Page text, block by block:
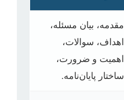
مقدمه، بیان مسئله،
اهداف، سوالات،
اهمیت و ضرورت،
ساختار پایان‌نامه.